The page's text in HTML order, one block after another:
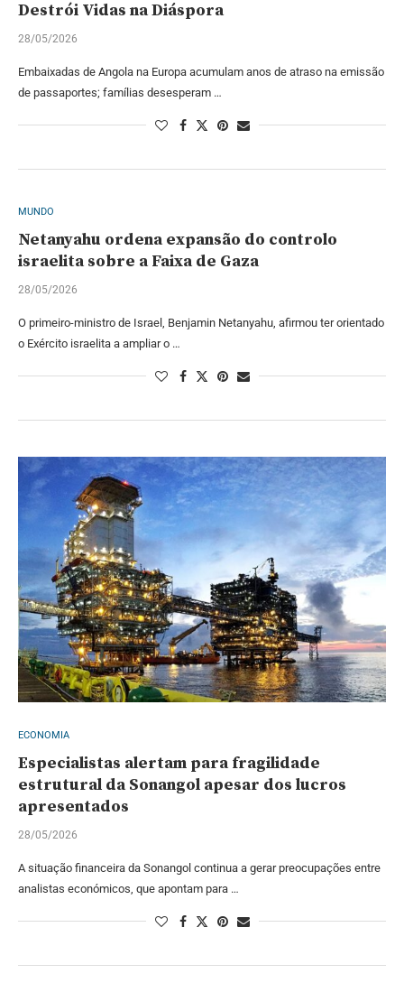
Destrói Vidas na Diáspora
28/05/2026
Embaixadas de Angola na Europa acumulam anos de atraso na emissão
de passaportes; famílias desesperam …
MUNDO
Netanyahu ordena expansão do controlo
israelita sobre a Faixa de Gaza
28/05/2026
O primeiro-ministro de Israel, Benjamin Netanyahu, afirmou ter orientado
o Exército israelita a ampliar o …
ECONOMIA
Especialistas alertam para fragilidade
estrutural da Sonangol apesar dos lucros
apresentados
28/05/2026
A situação financeira da Sonangol continua a gerar preocupações entre
analistas económicos, que apontam para …